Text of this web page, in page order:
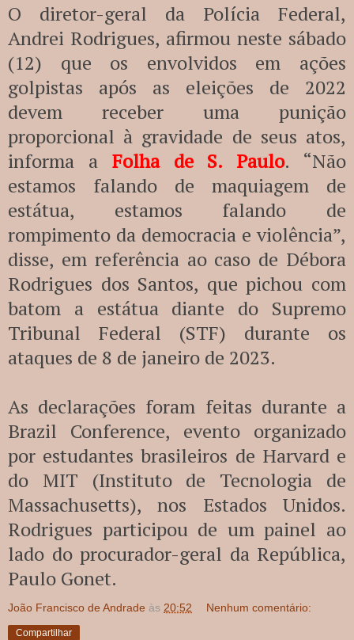
O diretor-geral da Polícia Federal,
Andrei Rodrigues, afirmou neste sábado
(12) que os envolvidos em ações
golpistas após as eleições de 2022
devem receber uma punição
proporcional à gravidade de seus atos,
informa aFolha de S. Paulo. “Não
estamos falando de maquiagem de
estátua, estamos falando de
rompimento da democracia e violência”,
disse, em referência ao caso de Débora
Rodrigues dos Santos, que pichou com
batom a estátua diante do Supremo
Tribunal Federal (STF) durante os
ataques de 8 de janeiro de 2023.
As declarações foram feitas durante a
Brazil Conference, evento organizado
por estudantes brasileiros de Harvard e
do MIT (Instituto de Tecnologia de
Massachusetts), nos Estados Unidos.
Rodrigues participou de um painel ao
lado do procurador-geral da República,
Paulo Gonet.
João Francisco de Andrade às 20:52 Nenhum comentário:
Compartilhar